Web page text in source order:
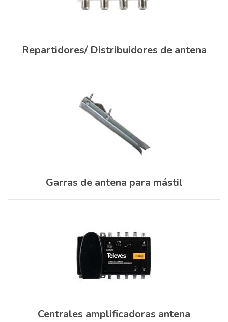
Repartidores/ Distribuidores de antena
Garras de antena para mástil
Centrales amplificadoras antena